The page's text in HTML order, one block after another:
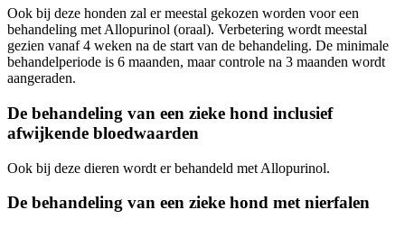
Ook bij deze honden zal er meestal gekozen worden voor een
behandeling met Allopurinol (oraal). Verbetering wordt meestal
gezien vanaf 4 weken na de start van de behandeling. De minimale
behandelperiode is 6 maanden, maar controle na 3 maanden wordt
aangeraden.
De behandeling van een zieke hond inclusief
afwijkende bloedwaarden
Ook bij deze dieren wordt er behandeld met Allopurinol.
De behandeling van een zieke hond met nierfalen